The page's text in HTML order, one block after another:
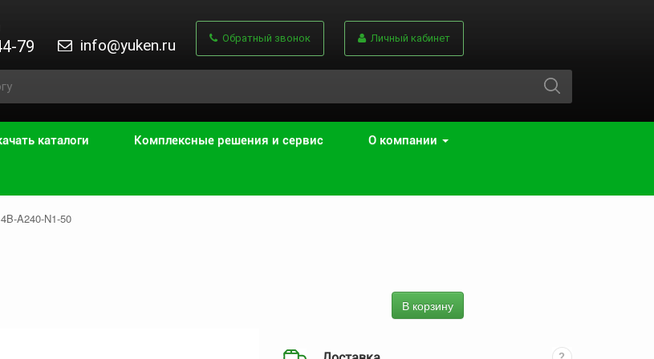
79 info@yuken.ru Обратный звонок Личный кабинет
каталоги Комплексные решения и сервис О компании
A240-N1-50
В корзину